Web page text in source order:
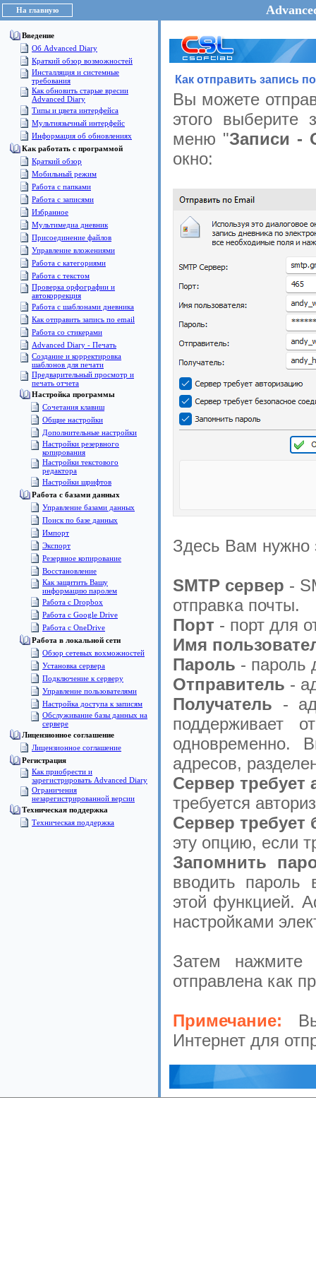
На главную
Введение
Об Advanced Diary
Краткий обзор возможностей
Инсталляция и системные
требования
Как обновить старые вресии
Advanced Diary
Типы и цвета интерфейса
Мультиязычный интерфейс
Информация об обновлениях
Как работать с программой
Краткий обзор
Мобильный режим
Работа с папками
Работа с записями
Избранное
Мультимедиа дневник
Присоединение файлов
Управление вложениями
Работа с категориями
Работа с текстом
Проверка орфографии и
автокоррекция
Работа с шаблонами дневника
Как отправить запись по email
Работа со стикерами
Advanced Diary - Печать
Создание и корректировка
шаблонов для печати
Предварительный просмотр и
печать отчета
Настройка программы
Сочетания клавиш
Общие настройки
Дополнительные настройки
Настройки резервного
копирования
Настройки текстового
редактора
Настройки шрифтов
Pабота с базами данных
Управление базами данных
Поиск по базе данных
Импорт
Экспорт
Pезервное копирование
Восстановление
Как защитить Вашу
информацию паролем
Работа с Dropbox
Работа с Google Drive
Работа с OneDrive
Работа в локальной сети
Обзор сетевых вохможностей
Установка сервера
Подключение к серверу
Управление пользователями
Настройка доступа к записям
Обслуживание базы данных на
сервере
Лицензионное соглашение
Лицензионное соглашение
Pегистрация
Как приобрести и
зарегистрировать Advanced Diary
Ограничения
незарегистрированной версии
Техническая поддержка
Техническая поддержка
Как отправить запись
Вы можете
этого выберите
меню "Записи -
окно:
Здесь Вам нужно
SMTP сервер -
отправка почты.
Порт - порт для
Имя
Пароль - пароль
Отправитель -
Получатель
-
поддерживает
одновременно.
адресов,
Сервер требует
требуется
Сервер требует
эту опцию, если
Запомнить
вводить пароль
этой функцией.
настройками
Затем нажмите
отправлена как
Примечание:
Интернет для